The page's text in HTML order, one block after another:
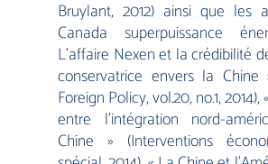
Bruylant, 2012) ainsi que les
Canada superpuissance
L’affaire Nexen et la crédibilité
conservatrice envers la Chine
Foreign Policy, vol.20, no.1,
entre l’intégration nord-
Chine » (Interventions